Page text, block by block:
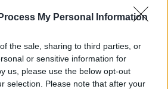
My Personal Information
the sale, sharing to third parties, or
or sensitive information for
us, please use the below opt-out
selection. Please note that after your
Αρχηγός της ΕΛ.ΑΣ. στην
διακυβέρνησης ΣΥΡΙΖΑ-
επί διακυβέρνησης ΝΔ,